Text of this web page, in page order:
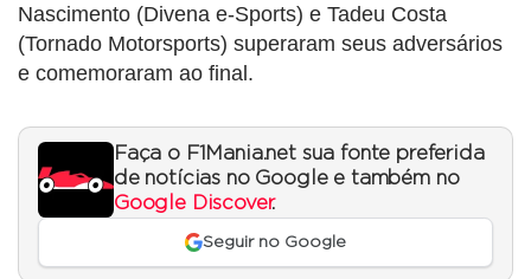
Nascimento (Divena e-Sports) e Tadeu Costa
(Tornado Motorsports) superaram seus adversários
e comemoraram ao final.
Faça o F1Mania.net sua fonte preferida
de notícias no Google e também no
Google Discover.
Seguir no Google